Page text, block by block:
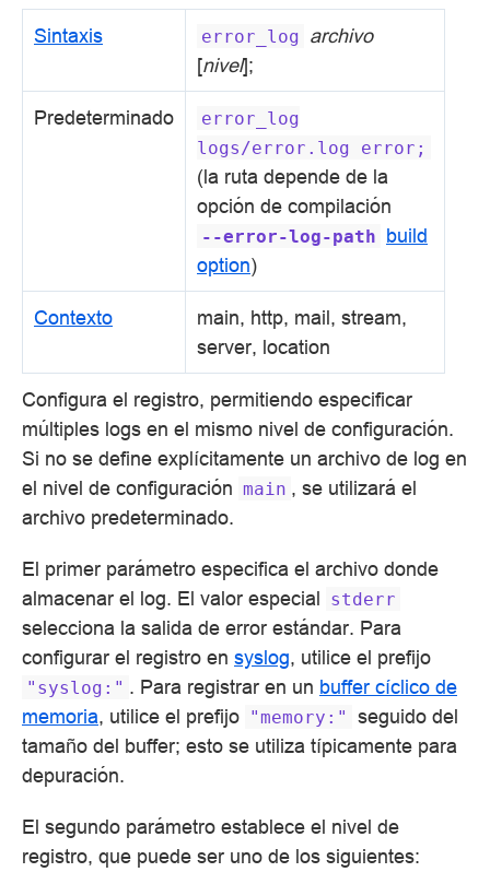
Sintaxis error_log archivo
[nivel];
Predeterminado
error_log
logs/error.log
error;
(la ruta depende de la
opción de compilación
--error-log-path build
option)
Contexto
main, http, mail, stream,
server, location
Configura el registro, permitiendo especificar
múltiples logs en el mismo nivel de configuración.
Si no se define explícitamente un archivo de log en
el nivel de configuración main , se utilizará el
archivo predeterminado.
El primer parámetro especifica el archivo donde
almacenar el log. El valor especial stderr
selecciona la salida de error estándar. Para
configurar el registro en syslog, utilice el prefijo
"syslog:" . Para registrar en un buffer cíclico de
memoria, utilice el prefijo "memory:"
seguido del
tamaño del buffer; esto se utiliza típicamente para
depuración.
El segundo parámetro establece el nivel de
registro, que puede ser uno de los siguientes: